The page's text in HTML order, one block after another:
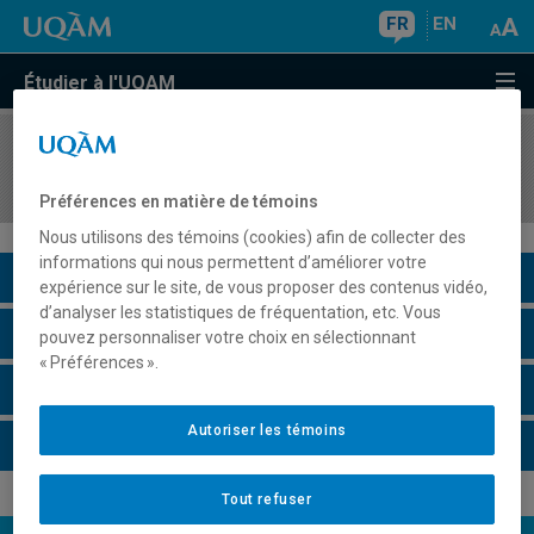
FR EN
Étudier à l'UQAM
COURS//
Description du cours
Horaire - Été 2026
Préférences en matière de témoins
Nous utilisons des témoins (cookies) afin de collecter des
informations qui nous permettent d’améliorer votre
expérience sur le site, de vous proposer des contenus vidéo,
d’analyser les statistiques de fréquentation, etc. Vous
pouvez personnaliser votre choix en sélectionnant
« Préférences ».
Tout refuser
Autoriser les témoins